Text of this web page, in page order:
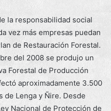
la responsabilidad social
vez más empresas puedan
de Restauración Forestal.
del 2008 se produjo un
Forestal de Producción
aproximadamente 3.500
de Lenga y Ñire. Desde
Nacional de Protección de